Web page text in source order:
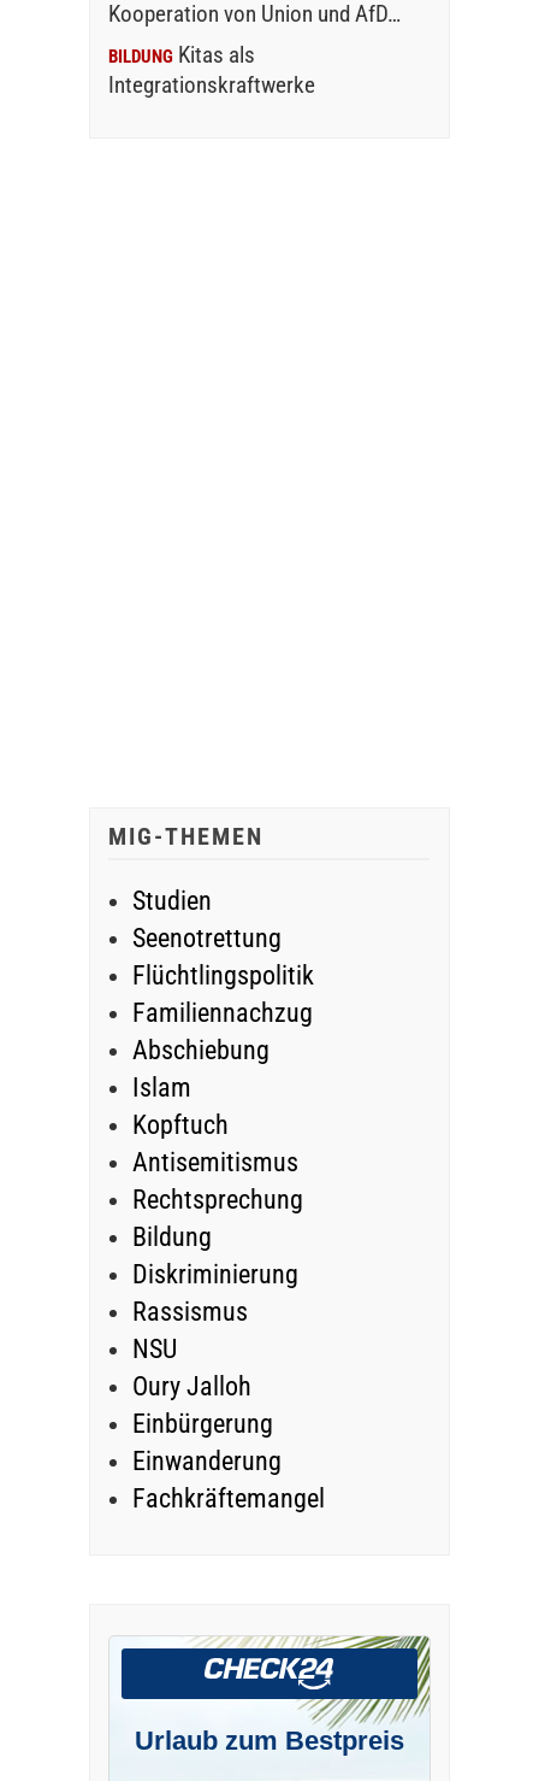
Kooperation von Union und AfD…
BILDUNG Kitas als
Integrationskraftwerke
MIG-THEMEN
Studien
Seenotrettung
Flüchtlingspolitik
Familiennachzug
Abschiebung
Islam
Kopftuch
Antisemitismus
Rechtsprechung
Bildung
Diskriminierung
Rassismus
NSU
Oury Jalloh
Einbürgerung
Einwanderung
Fachkräftemangel
Urlaub zum Bestpreis